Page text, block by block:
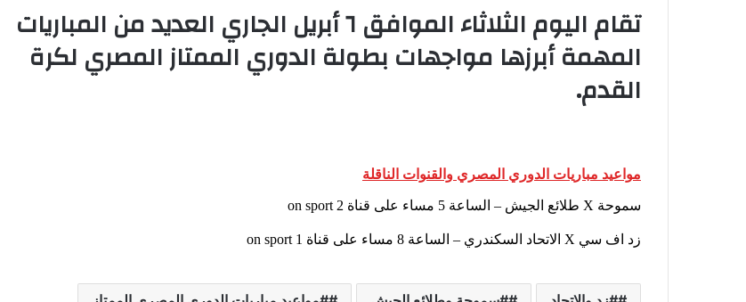
تقام اليوم الثلاثاء الموافق ٦ أبريل الجاري العديد من المباريات
المهمة أبرزها مواجهات بطولة الدوري الممتاز المصري لكرة
القدم.
مواعيد مباريات الدوري المصري والقنوات الناقلة
سموحة X طلائع الجيش – الساعة 5 مساء على قناة 2 on sport
زد اف سي X الاتحاد السكندري – الساعة 8 مساء على قناة 1 on sport